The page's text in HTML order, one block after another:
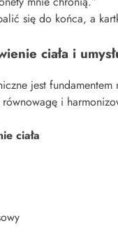
się do końca, a
ciała i
jest
i
ciała